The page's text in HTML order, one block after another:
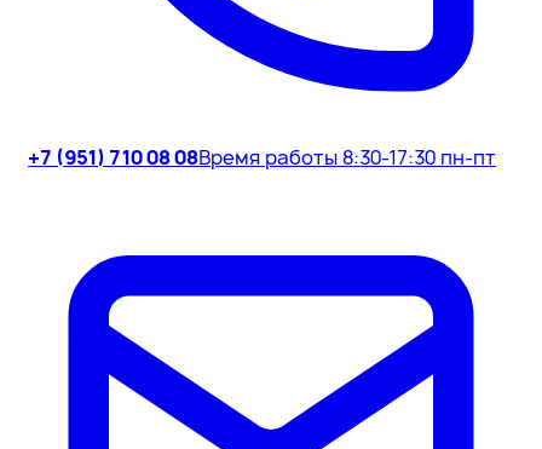
+7 (951) 710 08 08Время работы 8:30-17:30 пн-пт